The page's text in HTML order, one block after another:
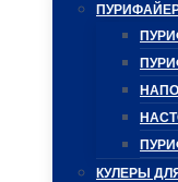
КУЛЕРЫ